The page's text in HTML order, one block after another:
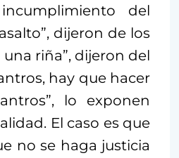
del
dijeron de los
una riña”, dijeron del
hay que hacer
lo exponen
El caso es que
no se haga justicia